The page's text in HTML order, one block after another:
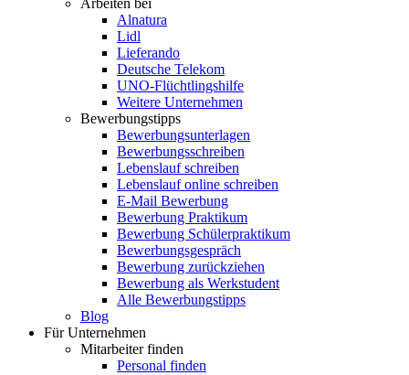
Arbeiten bei
Alnatura
Lidl
Lieferando
Deutsche Telekom
UNO-Flüchtlingshilfe
Weitere Unternehmen
Bewerbungstipps
Bewerbungsunterlagen
Bewerbungsschreiben
Lebenslauf schreiben
Lebenslauf online schreiben
E-Mail Bewerbung
Bewerbung Praktikum
Bewerbung Schülerpraktikum
Bewerbungsgespräch
Bewerbung zurückziehen
Bewerbung als Werkstudent
Alle Bewerbungstipps
Blog
Für Unternehmen
Mitarbeiter finden
Personal finden